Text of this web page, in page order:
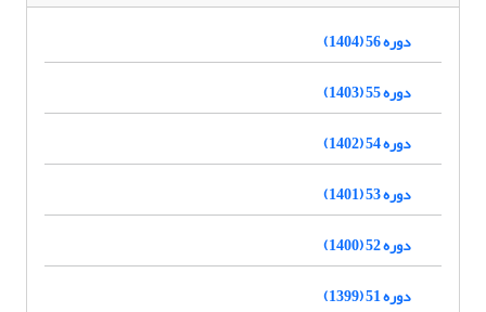
دوره 56 (1404)
دوره 55 (1403)
دوره 54 (1402)
دوره 53 (1401)
دوره 52 (1400)
دوره 51 (1399)